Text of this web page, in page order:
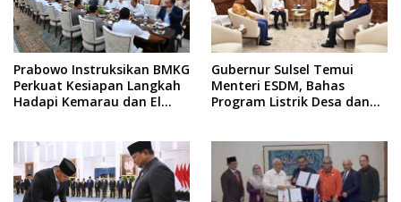
Prabowo Instruksikan BMKG
Perkuat Kesiapan Langkah
Hadapi Kemarau dan El
Gubernur Sulsel Temui
Menteri ESDM, Bahas
Program Listrik Desa dan